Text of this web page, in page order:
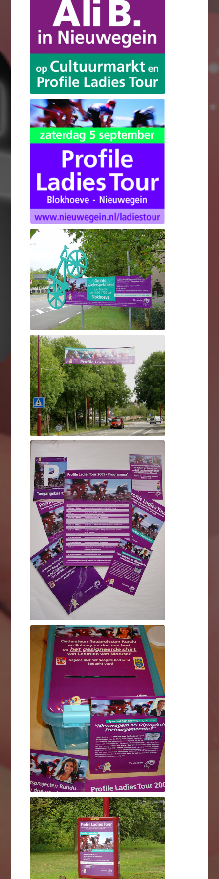
Profile Ladies Tour -
Profile Ladies Tour - meerdaagse Nederlandse wielerwedstrijd voor vrouwen
Profile Ladies Tour -
Profile Ladies Tour - meerdaagse Nederlandse wielerwedstrijd voor vrouwen
Profile Ladies Tour -
Profile Ladies Tour - meerdaagse Nederlandse wielerwedstrijd voor vrouwen
Profile Ladies Tour -
Profile Ladies Tour - meerdaagse Nederlandse wielerwedstrijd voor vrouwen
Profile Ladies Tour -
Profile Ladies Tour - meerdaagse Nederlandse wielerwedstrijd voor vrouwen